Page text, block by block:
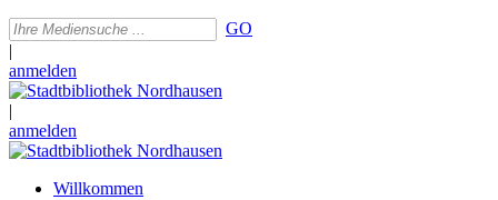
GO
|
anmelden
|
anmelden
Willkommen